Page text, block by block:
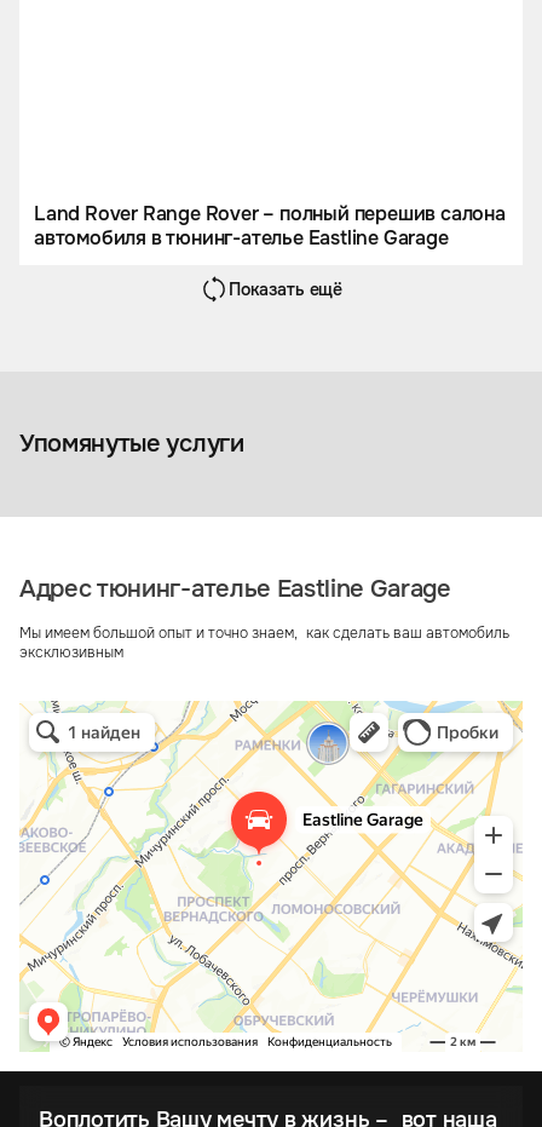
Land Rover Range Rover – полный перешив салона
автомобиля в тюнинг-ателье Eastline Garage
Показать ещё
Упомянутые услуги
автомобиля
Адрес тюнинг-ателье Eastline Garage
Мы имеем большой опыт и точно знаем, как сделать ваш автомобиль
эксклюзивным
Воплотить Вашу мечту в жизнь – вот наша